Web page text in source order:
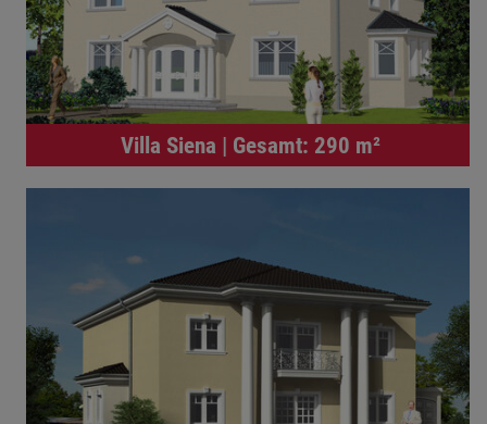
Villa Siena | Gesamt: 290 m²